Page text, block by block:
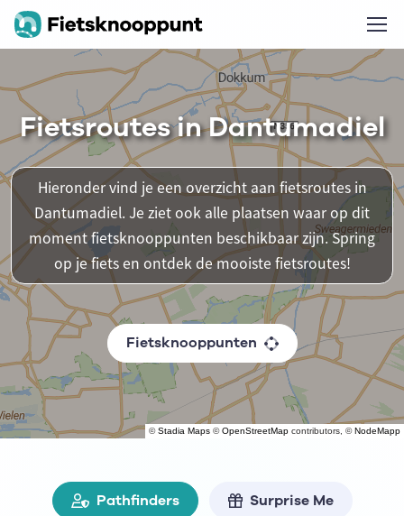
©Stadia Maps ©OpenStreetMap contributors, ©NodeMapp
Fietsroutes in Dantumadiel
Hieronder vind je een overzicht aan fietsroutes in
Dantumadiel. Je ziet ook alle plaatsen waar op dit
moment fietsknooppunten beschikbaar zijn. Spring
op je fiets en ontdek de mooiste fietsroutes!
Fietsknooppunten
Pathfinders Surprise Me